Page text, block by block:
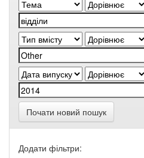
Почати новий пошук
Додати фільтри: